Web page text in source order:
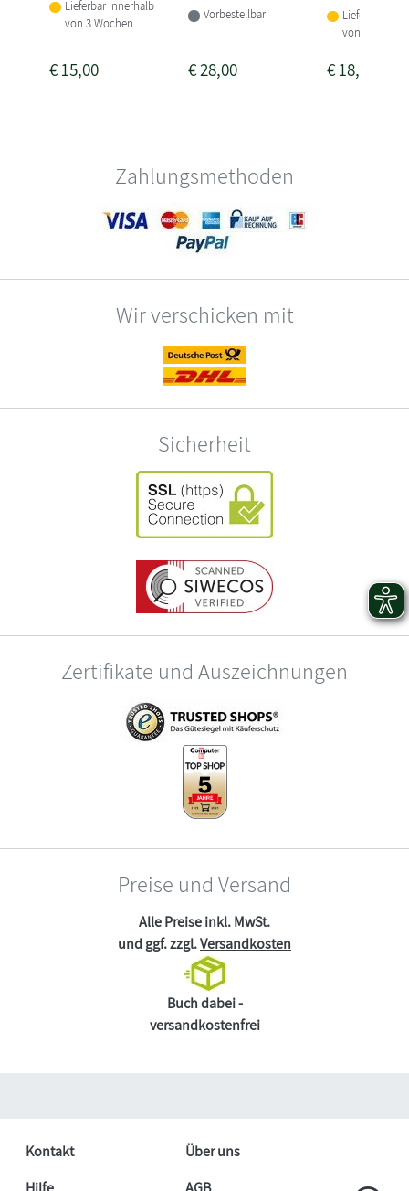
Lieferbar innerhalb
von 3 Wochen
€15,00
Vorbestellbar
€28,00
Lieferbar
von 3-4
€18,00
Zahlungsmethoden
Wir verschicken mit
Sicherheit
Zertifikate und Auszeichnungen
Preise und Versand
Alle Preise inkl. MwSt.
und ggf. zzgl.Versandkosten
Buch dabei -
versandkostenfrei
Kontakt
Über uns